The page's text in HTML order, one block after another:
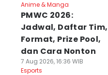
Anime & Manga
PMWC 2026:
Jadwal, Daftar Tim,
Format, Prize Pool,
dan Cara Nonton
7 Aug 2026, 16:36 WIB
Esports